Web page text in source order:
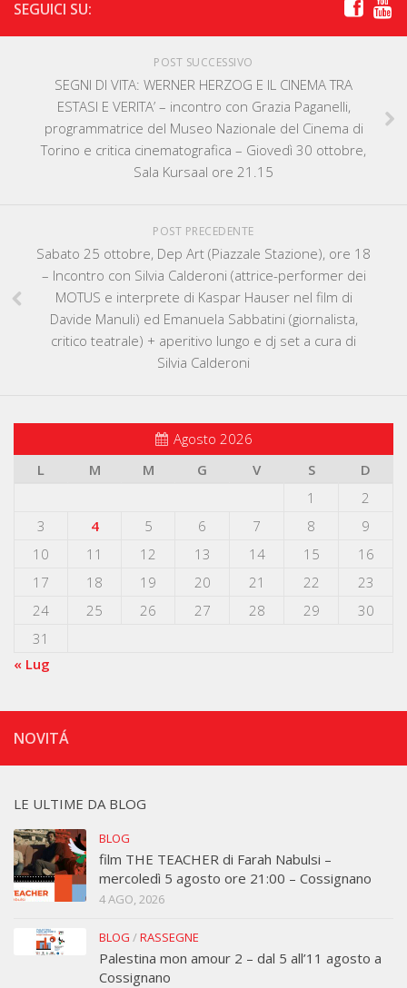
SEGUICI SU:
POST SUCCESSIVO
SEGNI DI VITA: WERNER HERZOG E IL CINEMA TRA
ESTASI E VERITA’ – incontro con Grazia Paganelli,
programmatrice del Museo Nazionale del Cinema di
Torino e critica cinematografica – Giovedì 30 ottobre,
Sala Kursaal ore 21.15
POST PRECEDENTE
Sabato 25 ottobre, Dep Art (Piazzale Stazione), ore 18
– Incontro con Silvia Calderoni (attrice-performer dei
MOTUS e interprete di Kaspar Hauser nel film di
Davide Manuli) ed Emanuela Sabbatini (giornalista,
critico teatrale) + aperitivo lungo e dj set a cura di
Silvia Calderoni
Agosto 2026
L
M M G V S
D
1
2
3
4 5 6 7 8
9
10
11 12 13 14 15
16
17
18 19 20 21 22
23
24
25 26 27 28 29
30
31
« Lug
NOVITÁ
LE ULTIME DA BLOG
BLOG
film THE TEACHER di Farah Nabulsi –
mercoledì 5 agosto ore 21:00 – Cossignano
4 AGO, 2026
BLOG /RASSEGNE
Palestina mon amour 2 – dal 5 all’11 agosto a
Cossignano